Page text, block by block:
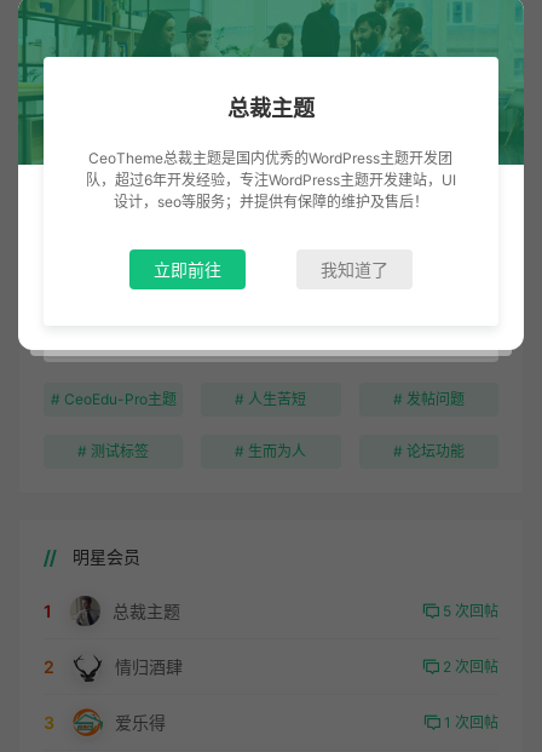
# CeoEdu-Pro主题 # 人生苦短 # 发帖问题
# 测试标签 # 生而为人 # 论坛功能
明星会员
1 总裁主题 5 次回帖
2 情归酒肆 2 次回帖
3 爱乐得 1 次回帖
总裁主题
CeoTheme总裁主题是国内优秀的WordPress主题开发团
队，超过6年开发经验，专注WordPress主题开发建站，UI
设计，seo等服务；并提供有保障的维护及售后！
立即前往 我知道了